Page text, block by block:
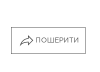
ПОШЕРИТИ